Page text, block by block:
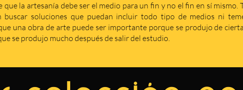
que la artesanía debe ser el medio para un fin y no el fin en sí
buscar soluciones que puedan incluir todo tipo de medios ni
una obra de arte puede ser importante porque se produjo de
se produjo mucho después de salir del estudio.